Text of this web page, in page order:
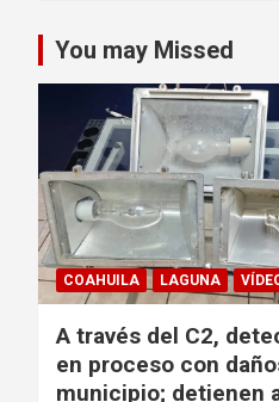
You may Missed
COAHUILA LAGUNA
A través del C2,
en proceso con
municipio; detienen